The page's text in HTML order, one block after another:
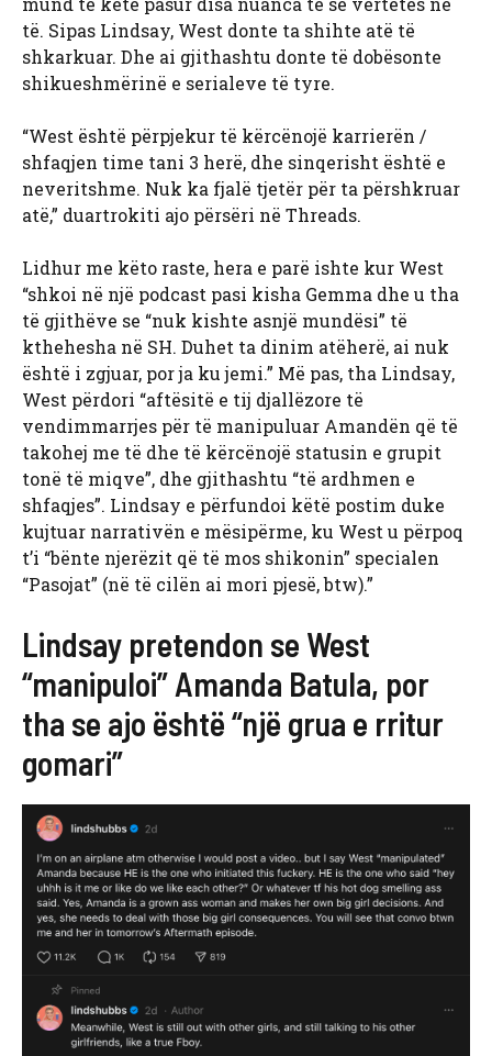
të. Sipas Lindsay, West donte ta shihte atë të
shkarkuar. Dhe ai gjithashtu donte të dobësonte
shikueshmërinë e serialeve të tyre.
“West është përpjekur të kërcënojë karrierën /
shfaqjen time tani 3 herë, dhe sinqerisht është e
neveritshme. Nuk ka fjalë tjetër për ta përshkruar
atë,” duartrokiti ajo përsëri në Threads.
Lidhur me këto raste, hera e parë ishte kur West
“shkoi në një podcast pasi kisha Gemma dhe u tha
të gjithëve se “nuk kishte asnjë mundësi” të
kthehesha në SH. Duhet ta dinim atëherë, ai nuk
është i zgjuar, por ja ku jemi.” Më pas, tha Lindsay,
West përdori “aftësitë e tij djallëzore të
vendimmarrjes për të manipuluar Amandën që të
takohej me të dhe të kërcënojë statusin e grupit
tonë të miqve”, dhe gjithashtu “të ardhmen e
shfaqjes”. Lindsay e përfundoi këtë postim duke
kujtuar narrativën e mësipërme, ku West u përpoq
t’i “bënte njerëzit që të mos shikonin” specialen
“Pasojat” (në të cilën ai mori pjesë, btw).”
Lindsay pretendon se West
“manipuloi” Amanda Batula, por
tha se ajo është “një grua e rritur
gomari”